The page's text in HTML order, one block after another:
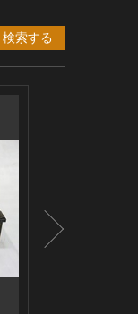
検索する